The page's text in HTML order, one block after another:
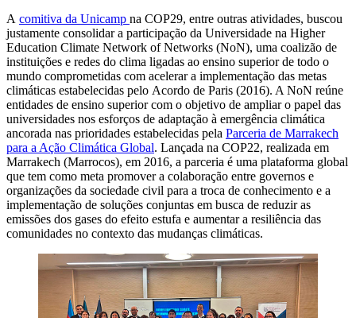
A comitiva da Unicamp na COP29, entre outras atividades, buscou
justamente consolidar a participação da Universidade na Higher
Education Climate Network of Networks (NoN), uma coalizão de
instituições e redes do clima ligadas ao ensino superior de todo o
mundo comprometidas com acelerar a implementação das metas
climáticas estabelecidas pelo Acordo de Paris (2016). A NoN reúne
entidades de ensino superior com o objetivo de ampliar o papel das
universidades nos esforços de adaptação à emergência climática
ancorada nas prioridades estabelecidas pela Parceria de Marrakech
para a Ação Climática Global. Lançada na COP22, realizada em
Marrakech (Marrocos), em 2016, a parceria é uma plataforma global
que tem como meta promover a colaboração entre governos e
organizações da sociedade civil para a troca de conhecimento e a
implementação de soluções conjuntas em busca de reduzir as
emissões dos gases do efeito estufa e aumentar a resiliência das
comunidades no contexto das mudanças climáticas.